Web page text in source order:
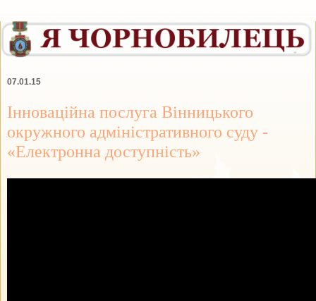
07.01.15
Інноваційна послуга Вінницького
окружного адміністративного суду -
«Електронна доступність»